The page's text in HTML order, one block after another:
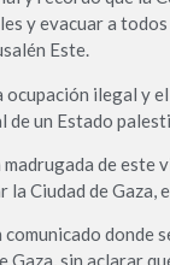
y evacuar a
Este.
ilegal y
un Estado
de este
Ciudad de Gaza,
donde